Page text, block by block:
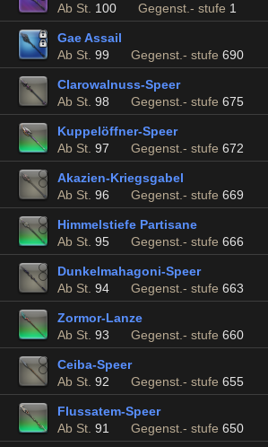
Ab St. 100 Gegenst.- stufe 1
Gae Assail
Ab St. 99 Gegenst.- stufe 690
Clarowalnuss-Speer
Ab St. 98 Gegenst.- stufe 675
Kuppelöffner-Speer
Ab St. 97 Gegenst.- stufe 672
Akazien-Kriegsgabel
Ab St. 96 Gegenst.- stufe 669
Himmelstiefe Partisane
Ab St. 95 Gegenst.- stufe 666
Dunkelmahagoni-Speer
Ab St. 94 Gegenst.- stufe 663
Zormor-Lanze
Ab St. 93 Gegenst.- stufe 660
Ceiba-Speer
Ab St. 92 Gegenst.- stufe 655
Flussatem-Speer
Ab St. 91 Gegenst.- stufe 650